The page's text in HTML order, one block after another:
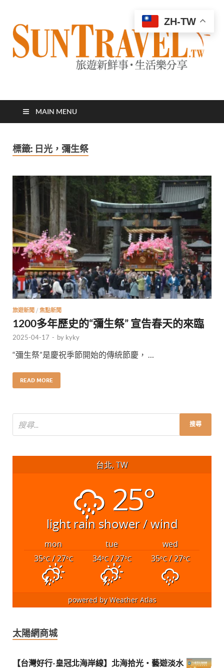
太陽網
MAIN MENU
標籤: 日光，彌生祭
旅遊新聞 / 焦點新聞
1200多年歷史的“彌生祭” 宣告春天的來臨
2025-04-17 - by kyky
“彌生祭”是慶祝季節開始的傳統節慶， …
READ MORE
台北, TW
25°
light rain shower / wind
mon tue
wed
35°C/ 27°C 34°C/ 27°C 35°C/ 27°C
powered byWeather Atlas
太陽網商城
【台灣好行-皇冠北海岸線】北海拾光・藝遊淡水
ZH-TW